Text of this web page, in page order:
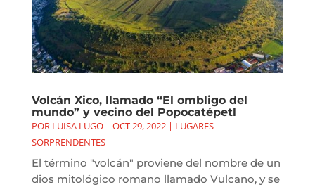
Volcán Xico, llamado “El ombligo del
mundo” y vecino del Popocatépetl
POR LUISA LUGO| OCT 29, 2022| LUGARES
SORPRENDENTES
El término "volcán" proviene del nombre de un
dios mitológico romano llamado Vulcano, y se